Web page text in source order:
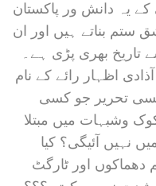
کے یہ دانش ور پاکستان
ستم بناتے ہیں اور ان
تاریخ بھری پڑی ہے۔
اظہار رائے کے نام
تحریر جو کسی
وشبہات میں مبتلا
نہیں آئیگی؟ کیا
دھماکوں اور ٹارگٹ